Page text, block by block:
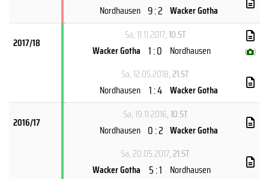
Nordhausen 9 : 2 Wacker Gotha
2017/18
Sa, 11.11.2017, 10.ST
Wacker Gotha 1 : 0 Nordhausen ( )
Sa, 12.05.2018, 21.ST
Nordhausen 1 : 4 Wacker Gotha
2016/17
Sa, 19.11.2016, 10.ST
Nordhausen 0 : 2 Wacker Gotha
Sa, 20.05.2017, 21.ST
Wacker Gotha
5 : 1 Nordhausen